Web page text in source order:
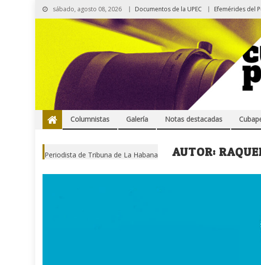
sábado, agosto 08, 2026 Documentos de la UPEC Efemérides del
Columnistas Galería Notas destacadas
AUTOR:
Periodista de Tribuna de La Habana